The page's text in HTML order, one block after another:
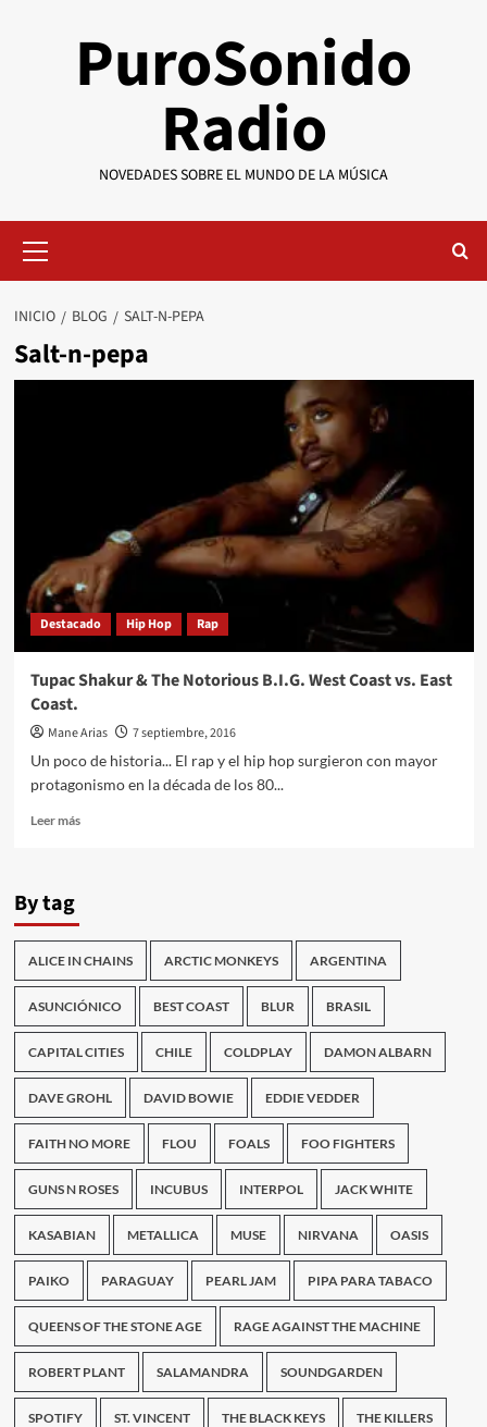
PuroSonido
Radio
NOVEDADES SOBRE EL MUNDO DE LA MÚSICA
primario
INICIO BLOG SALT-N-PEPA
Salt-n-pepa
Destacado Hip Hop Rap
Tupac Shakur & The Notorious B.I.G. West Coast vs. East
Coast.
Mane Arias
7 septiembre, 2016
Un poco de historia... El rap y el hip hop surgieron con mayor
protagonismo en la década de los 80...
Leer másLeer
&
The
Notorious
B.I.G.
West
Coast
vs.
By tag
ALICE IN CHAINS ARCTIC MONKEYS ARGENTINA
ASUNCIÓNICO BEST COAST BLUR BRASIL
CAPITAL CITIES CHILE COLDPLAY DAMON ALBARN
DAVE GROHL DAVID BOWIE EDDIE VEDDER
FAITH NO MORE FLOU FOALS FOO FIGHTERS
GUNS N ROSES INCUBUS INTERPOL JACK WHITE
KASABIAN METALLICA MUSE NIRVANA OASIS
PAIKO PARAGUAY PEARL JAM PIPA PARA TABACO
QUEENS OF THE STONE AGE RAGE AGAINST THE MACHINE
ROBERT PLANT SALAMANDRA SOUNDGARDEN
SPOTIFY ST. VINCENT THE BLACK KEYS THE KILLERS